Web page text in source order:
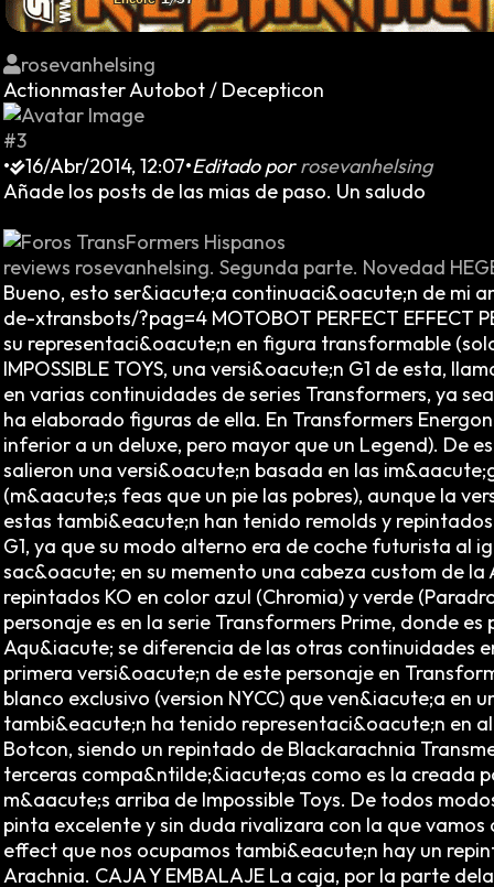
rosevanhelsing
Actionmaster Autobot / Decepticon
#3
•
16/Abr/2014, 12:07•Editado porrosevanhelsing
Añade los posts de las mias de paso. Un saludo
reviews rosevanhelsing. Segunda parte. Novedad
Bueno, esto ser&iacute;a continuaci&oacute;n de
de-xtransbots/?pag=4 MOTOBOT PERFECT EFFECT
su representaci&oacute;n en figura transformable
IMPOSSIBLE TOYS, una versi&oacute;n G1 de esta,
en varias continuidades de series Transformers, ya
ha elaborado figuras de ella. En Transformers
inferior a un deluxe, pero mayor que un Legend). De
salieron una versi&oacute;n basada en las
(m&aacute;s feas que un pie las pobres), aunque la
estas tambi&eacute;n han tenido remolds y
G1, ya que su modo alterno era de coche futurista al
sac&oacute; en su memento una cabeza custom de
repintados KO en color azul (Chromia) y verde
personaje es en la serie Transformers Prime, donde
Aqu&iacute; se diferencia de las otras continuidades
primera versi&oacute;n de este personaje en
blanco exclusivo (version NYCC) que ven&iacute;a en
tambi&eacute;n ha tenido representaci&oacute;n en
Botcon, siendo un repintado de Blackarachnia
terceras compa&ntilde;&iacute;as como es la creada
m&aacute;s arriba de Impossible Toys. De todos
pinta excelente y sin duda rivalizara con la que
effect que nos ocupamos tambi&eacute;n hay un
Arachnia. CAJA Y EMBALAJE La caja, por la parte